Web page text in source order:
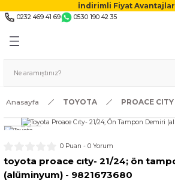
İndirimli Fiyat
0232 469 41 69 0530 190 42 35
Anasayfa TOYOTA PROACE CITY
0 Puan - 0 Yorum
toyota proace cıty- 21/24; ön
(alüminyum) - 9821673680